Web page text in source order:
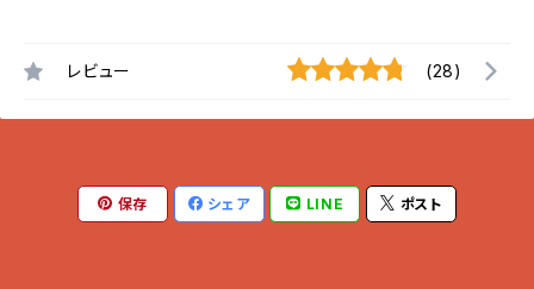
レビュー (28)
保存 シェア LINE ポスト